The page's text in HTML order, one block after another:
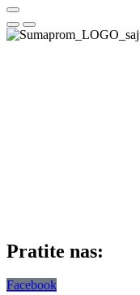
Pratite nas:
Facebook